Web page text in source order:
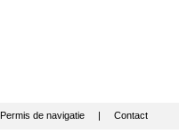
Permis de navigatie| Contact